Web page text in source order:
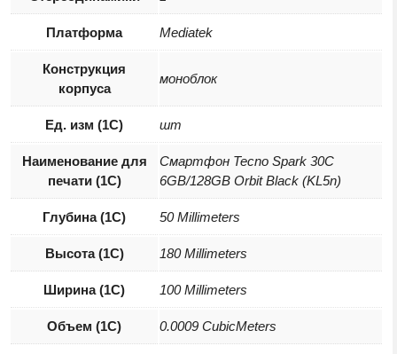
Платформа Mediatek
Конструкция
корпуса
моноблок
Ед. изм (1С) шт
Наименование для
печати (1С)
Смартфон Tecno Spark 30C
6GB/128GB Orbit Black (KL5n)
Глубина (1С) 50 Millimeters
Высота (1С) 180 Millimeters
Ширина (1С) 100 Millimeters
Объем (1С) 0.0009 CubicMeters